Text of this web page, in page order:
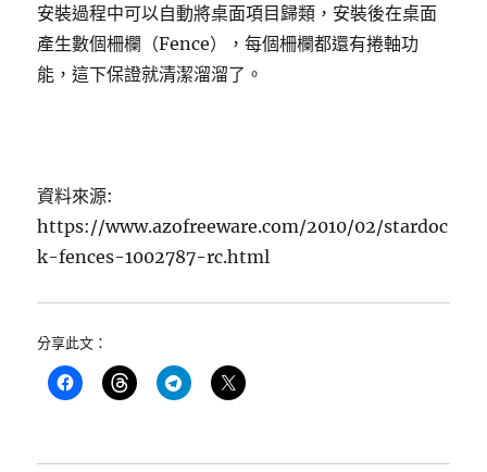
安裝過程中可以自動將桌面項目歸類，安裝後在桌面
產生數個柵欄（Fence），每個柵欄都還有捲軸功
能，這下保證就清潔溜溜了。
資料來源:
https://www.azofreeware.com/2010/02/stardoc
k-fences-1002787-rc.html
分享此文：